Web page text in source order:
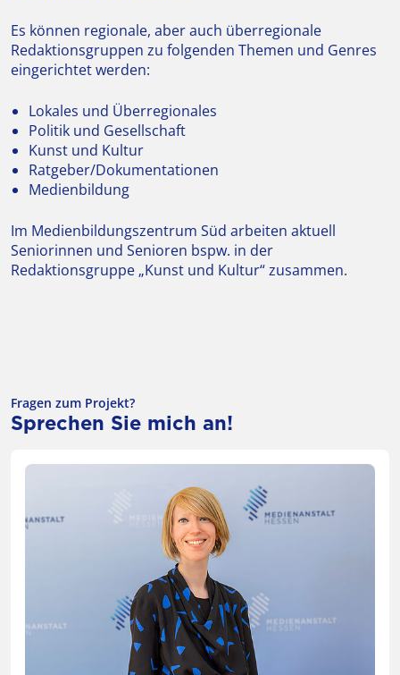
Es können regionale, aber auch überregionale
Redaktionsgruppen zu folgenden Themen und Genres
eingerichtet werden:
Lokales und Überregionales
Politik und Gesellschaft
Kunst und Kultur
Ratgeber/Dokumentationen
Medienbildung
Im Medienbildungszentrum Süd arbeiten aktuell
Seniorinnen und Senioren bspw. in der
Redaktionsgruppe „Kunst und Kultur“ zusammen.
Fragen zum Projekt?
Sprechen Sie mich an!